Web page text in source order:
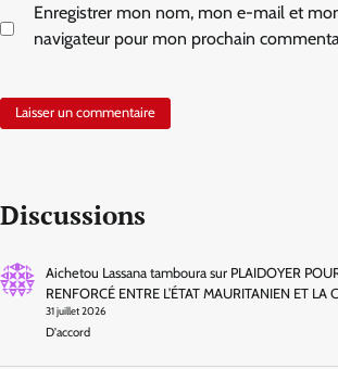
Enregistrer mon nom, mon e-mail et
navigateur pour mon prochain
Discussions
Aichetou Lassana tambourasur PLAIDOYER
RENFORCÉ ENTRE L’ÉTAT MAURITANIEN ET LA
31 juillet 2026
D'accord